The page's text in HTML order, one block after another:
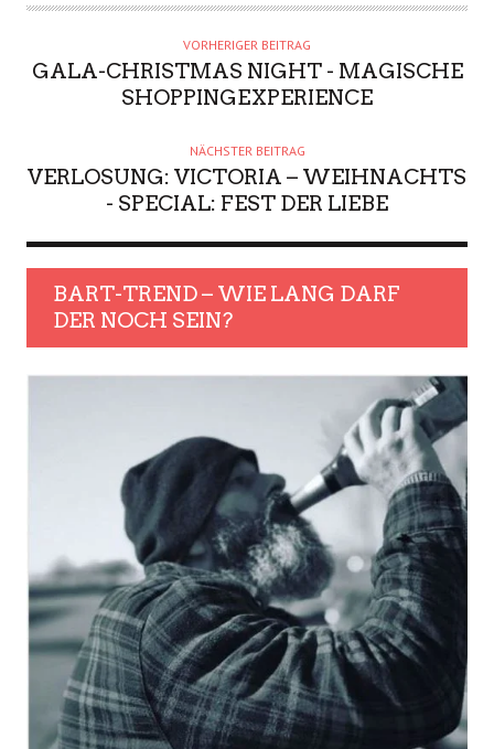
VORHERIGER BEITRAG
GALA-CHRISTMAS NIGHT - MAGISCHE
SHOPPINGEXPERIENCE
NÄCHSTER BEITRAG
VERLOSUNG: VICTORIA – WEIHNACHTS
- SPECIAL: FEST DER LIEBE
BART-TREND – WIE LANG DARF
DER NOCH SEIN?